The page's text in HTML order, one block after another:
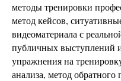
методы тренировки
метод кейсов,
видеоматериала с
публичных выступлений
упражнения на
анализа, метод обратного